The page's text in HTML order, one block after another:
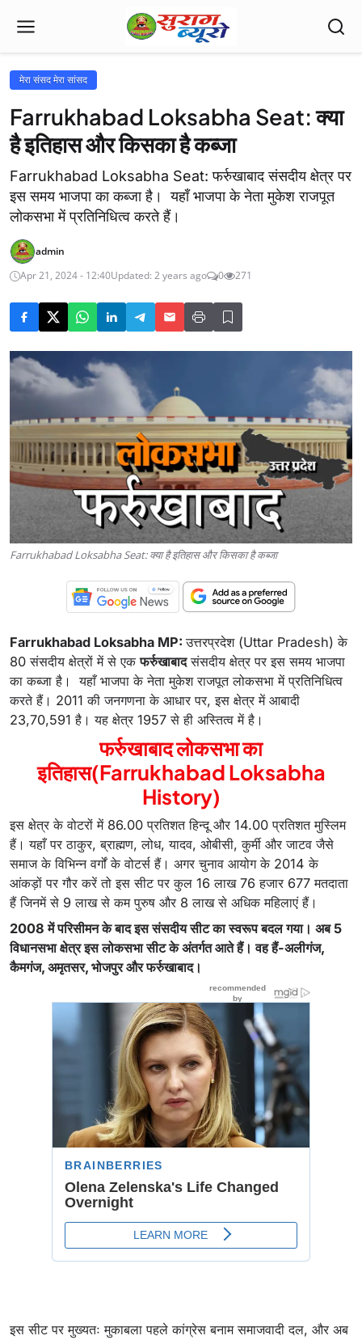
मेरा संसद मेरा सांसद
Farrukhabad Loksabha Seat: क्या
है इतिहास और किसका है कब्जा
Farrukhabad Loksabha Seat: फर्रुखाबाद संसदीय क्षेत्र पर
इस समय भाजपा का कब्जा है। यहाँ भाजपा के नेता मुकेश राजपूत
लोकसभा में प्रतिनिधित्व करते हैं।
admin
Apr 21, 2024 - 12:40Updated: 2 years ago 0 271
Farrukhabad Loksabha Seat: क्या है इतिहास और किसका है कब्जा
Farrukhabad Loksabha MP:उत्तरप्रदेश (Uttar Pradesh) के
80 संसदीय क्षेत्रों में से एकफर्रुखाबादसंसदीय क्षेत्र पर इस समय भाजपा
का कब्जा है। यहाँ भाजपा के नेता मुकेश राजपूत लोकसभा में प्रतिनिधित्व
करते हैं। 2011 की जनगणना के आधार पर, इस क्षेत्र में आबादी
23,70,591 है। यह क्षेत्र 1957 से ही अस्तित्व में है।
फर्रुखाबाद लोकसभा का
इतिहास(Farrukhabad Loksabha
History)
इस क्षेत्र के वोटरों में 86.00 प्रतिशत हिन्दू और 14.00 प्रतिशत मुस्लिम
हैं। यहाँ पर ठाकुर, ब्राह्मण, लोध, यादव, ओबीसी, कुर्मी और जाटव जैसे
समाज के विभिन्न वर्गों के वोटर्स हैं। अगर चुनाव आयोग के 2014 के
आंकड़ों पर गौर करें तो इस सीट पर कुल 16 लाख 76 हजार 677 मतदाता
हैं जिनमें से 9 लाख से कम पुरुष और 8 लाख से अधिक महिलाएं हैं।
2008 में परिसीमन के बाद इस संसदीय सीट का स्वरूप बदल गया। अब 5
विधानसभा क्षेत्र इस लोकसभा सीट के अंतर्गत आते हैं। वह हैं-अलीगंज,
कैमगंज, अमृतसर, भोजपुर और फर्रुखाबाद।
इस सीट पर मुख्यतः मुकाबला पहले कांग्रेस बनाम समाजवादी दल, और अब